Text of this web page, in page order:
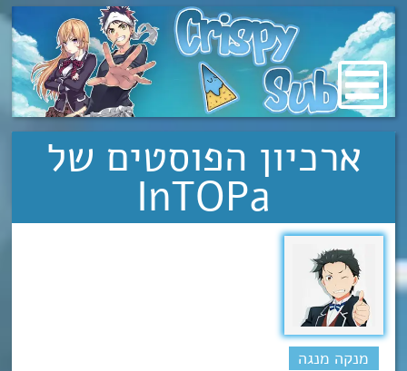
מעבר
לתוכן
ארכיון הפוסטים של
InTOPa
מנקה מנגה